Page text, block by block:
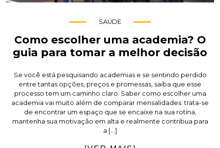
SAÚDE
Como escolher uma academia? O
guia para tomar a melhor decisão
Se você está pesquisando academias e se sentindo perdido
entre tantas opções, preços e promessas, saiba que esse
processo tem um caminho claro. Saber como escolher uma
academia vai muito além de comparar mensalidades: trata-se
de encontrar um espaço que se encaixe na sua rotina,
mantenha sua motivação em alta e realmente contribua para
a […]